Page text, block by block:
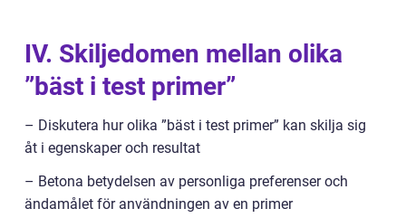
IV. Skiljedomen mellan olika
”bäst i test primer”
– Diskutera hur olika ”bäst i test primer” kan skilja sig
åt i egenskaper och resultat
– Betona betydelsen av personliga preferenser och
ändamålet för användningen av en primer